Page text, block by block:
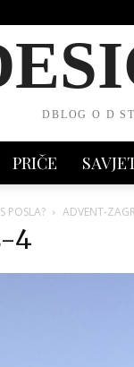
DBLOG O D
PRIČE
POSLA? ADVENT-
4